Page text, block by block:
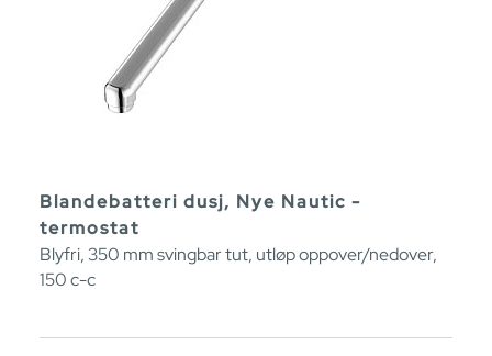
Blandebatteri dusj, Nye Nautic -
termostat
Blyfri, 350 mm svingbar tut, utløp oppover/nedover,
150 c-c